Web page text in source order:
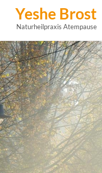
Yeshe Brost
Naturheilpraxis Atempause